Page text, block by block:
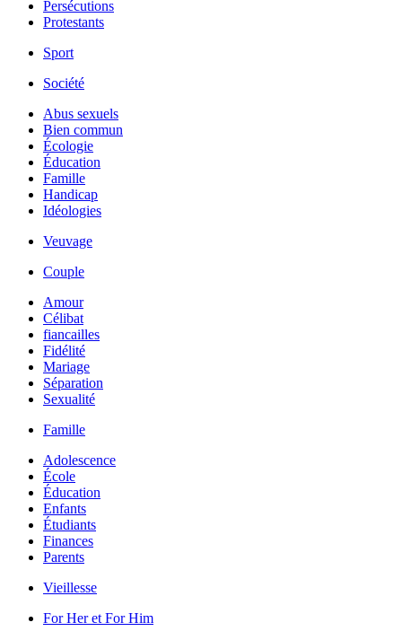
Persécutions
Protestants
Sport
Société
Abus sexuels
Bien commun
Écologie
Éducation
Famille
Handicap
Idéologies
Veuvage
Couple
Amour
Célibat
fiancailles
Fidélité
Mariage
Séparation
Sexualité
Famille
Adolescence
École
Éducation
Enfants
Étudiants
Finances
Parents
Vieillesse
For Her et For Him